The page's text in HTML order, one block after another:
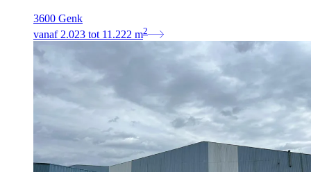
3600 Genk
vanaf 2.023 tot 11.222 m2